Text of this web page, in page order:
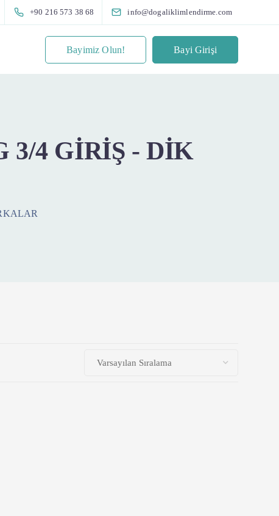
+90 216 573 38 68 info@dogaliklimlendirme.com
Bayimiz Olun! Bayi Girişi
3/4 GİRİŞ - DİK